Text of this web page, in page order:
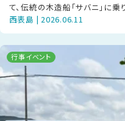
て、伝統の木造船「サバニ」に
「ハーリー」が幕を開けます！日時
西表島 | 2026.06.11
行事イベント